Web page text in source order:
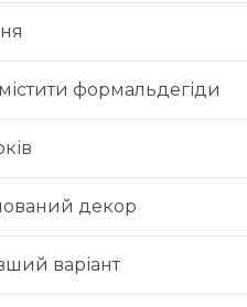
формальдегіди
декор
варіант